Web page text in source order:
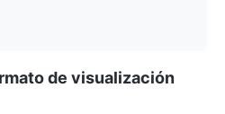
de visualización